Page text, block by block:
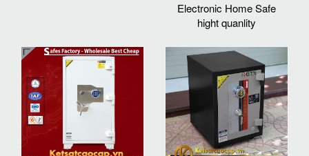
Electronic Home Safe
hight quanlity